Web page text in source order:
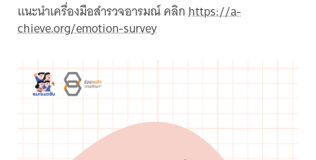
แนะนำเครื่องมือสำรวจอารมณ์ คลิกhttps://a-
chieve.org/emotion-survey